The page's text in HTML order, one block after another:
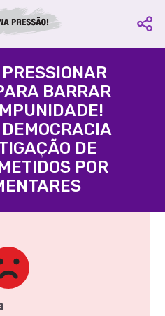
cadastro
com o projeto:
- Conta
0001-77
BARRAR
DE
POR
Favacho
- Estado AP